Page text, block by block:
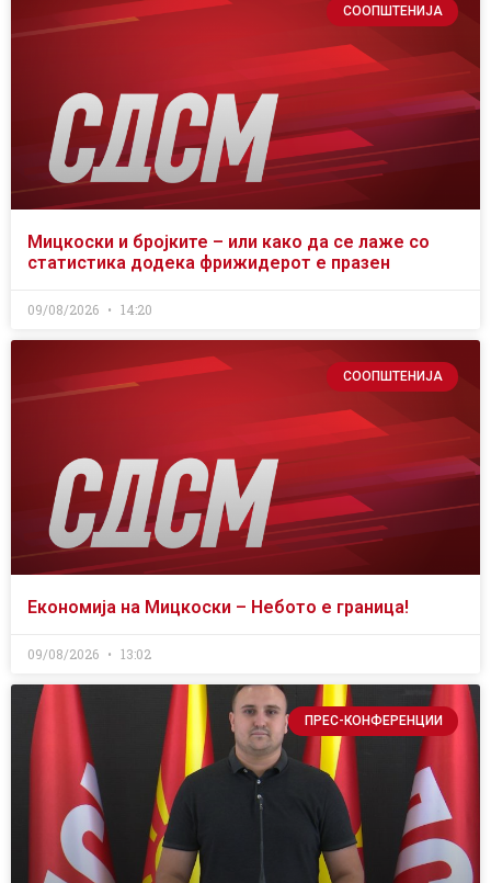
СООПШТЕНИЈА
Мицкоски и бројките – или како да се лаже со
статистика додека фрижидерот е празен
09/08/2026 14:20
СООПШТЕНИЈА
Економија на Мицкоски – Небото е граница!
09/08/2026 13:02
ПРЕС-КОНФЕРЕНЦИИ